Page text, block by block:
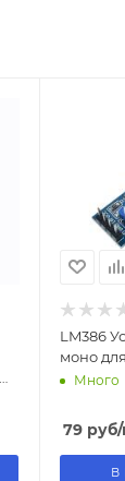
LM386
моно
Много
79руб
В